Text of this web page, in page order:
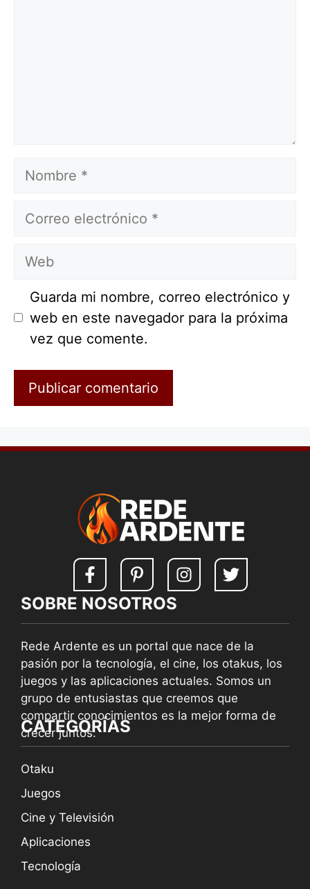
Nombre
Correo
Web
Guarda mi nombre, correo electrónico y
web en este navegador para la próxima
vez que comente.
SOBRE NOSOTROS
Rede Ardente es un portal que nace de la
pasión por la tecnología, el cine, los otakus, los
juegos y las aplicaciones actuales. Somos un
grupo de entusiastas que creemos que
compartir conocimientos es la mejor forma de
crecer juntos.
CATEGORÍAS
Otaku
Juegos
Cine y Televisión
Aplicaciones
Tecnología